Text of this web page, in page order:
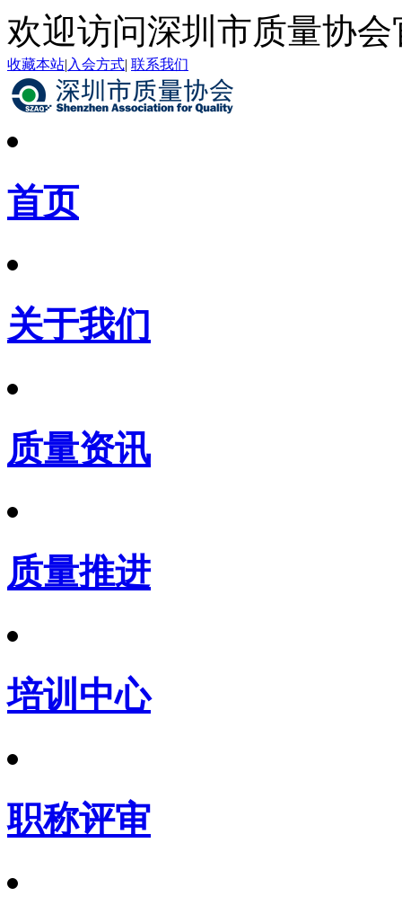
欢迎访问深圳市质量协会
收藏本站| 入会方式| 联系我们
首页
关于我们
质量资讯
质量推进
培训中心
职称评审